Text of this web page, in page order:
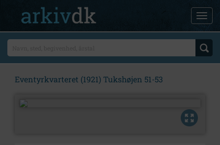
Eventyrkvarteret (1921) Tukshøjen 51-53